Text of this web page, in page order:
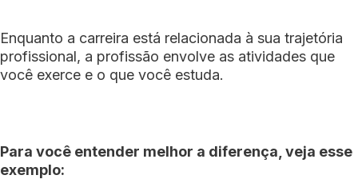
Enquanto a carreira está relacionada à sua trajetória
profissional, a profissão envolve as atividades que
você exerce e o que você estuda.
Para você entender melhor a diferença, veja esse
exemplo: